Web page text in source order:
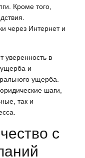
Кроме того,
через Интернет и
уверенность в
и
ущерба.
шаги,
так и
с